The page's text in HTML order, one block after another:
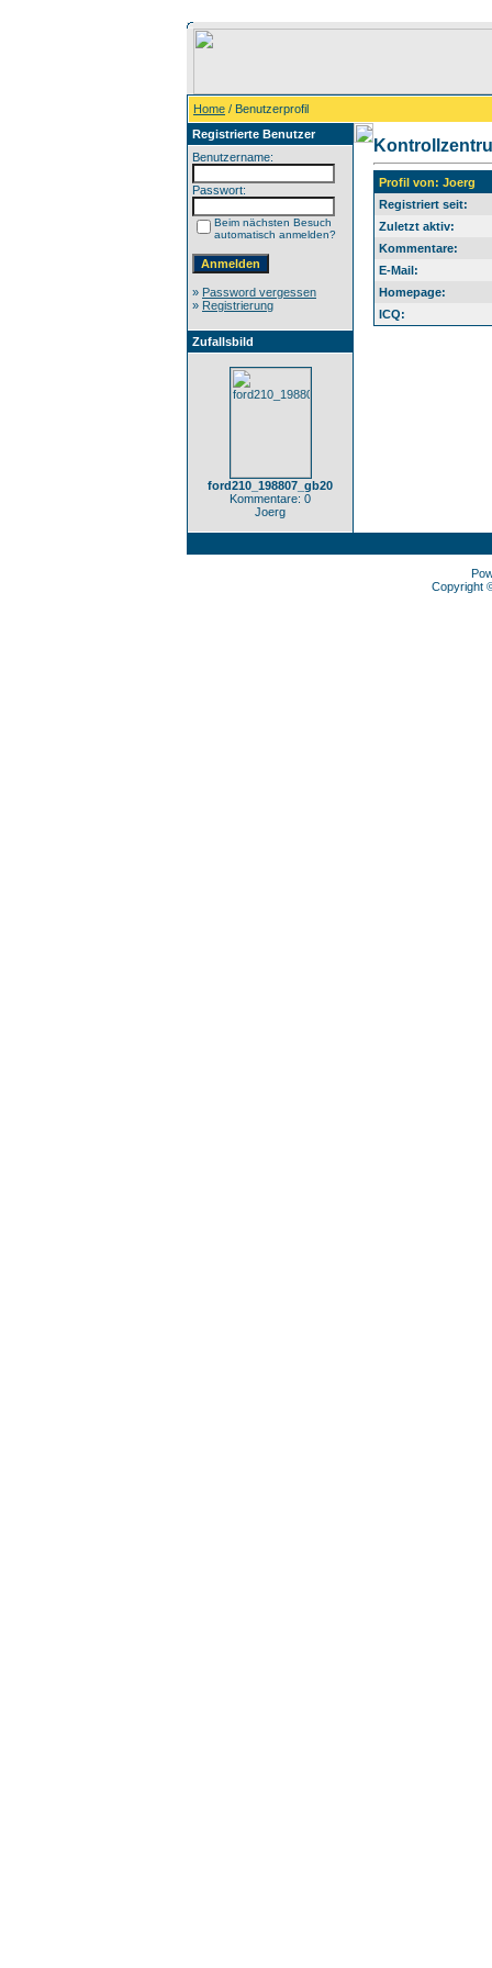
Home / Benutzerprofil
Registrierte Benutzer
Benutzername:
Passwort:
Beim nächsten Besuch
automatisch anmelden?
» Password vergessen
» Registrierung
Zufallsbild
ford210_198807_gb20
Kommentare: 0
Joerg
Profil von: Joerg
Registriert seit:
Zuletzt aktiv:
Kommentare:
E-Mail:
Homepage:
ICQ:
Copyright